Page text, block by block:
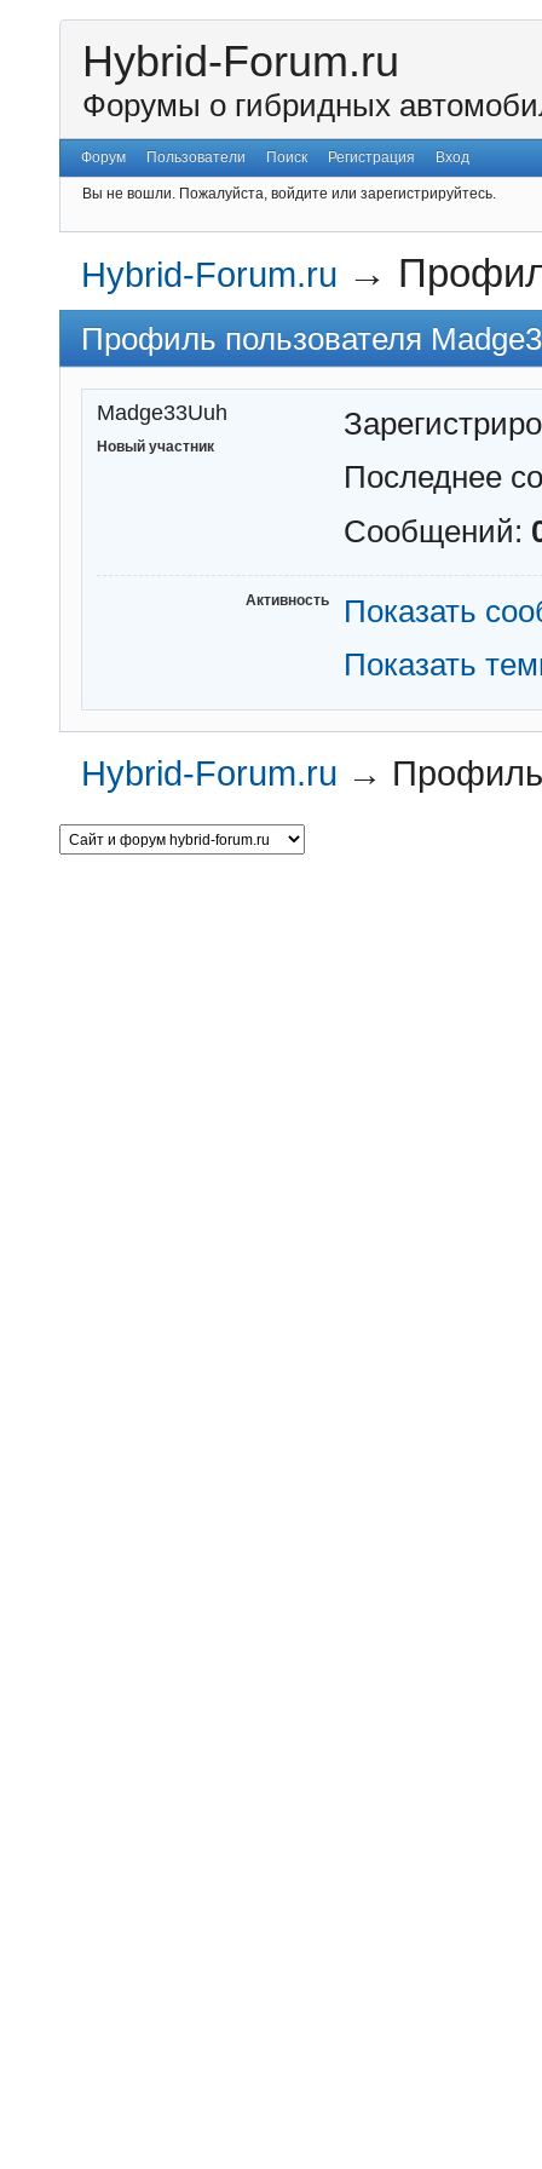
Hybrid-Forum.ru
Форумы о гибридных
Форум Пользователи Поиск Регистрация Вход
Вы не вошли. Пожалуйста, войдите или зарегистрируйтесь.
Hybrid-Forum.ru →
Профиль пользователя
Madge33Uuh
Новый участник
Последнее
Сообщений:
Активность
Показать
Показать
Hybrid-Forum.ru → Профиль